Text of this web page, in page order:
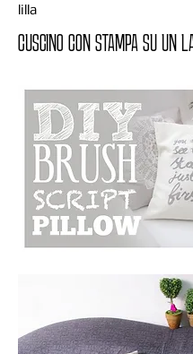
lilla
CUSCINO CON STAMPA SU UN